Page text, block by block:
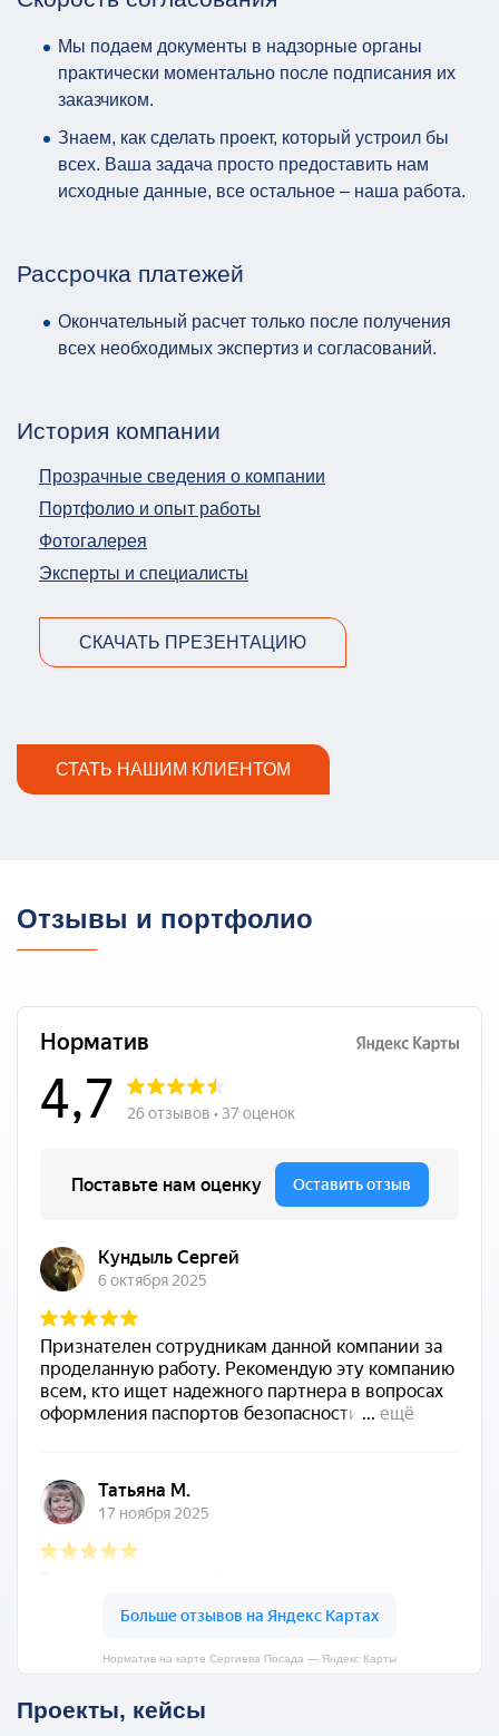
Мы подаем документы в надзорные органы
практически моментально после подписания их
заказчиком.
Знаем, как сделать проект, который устроил бы
всех. Ваша задача просто предоставить нам
исходные данные, все остальное – наша работа.
Рассрочка платежей
Окончательный расчет только после получения
всех необходимых экспертиз и согласований.
История компании
Прозрачные сведения о компании
Портфолио и опыт работы
Фотогалерея
Эксперты и специалисты
СКАЧАТЬ ПРЕЗЕНТАЦИЮ
СТАТЬ НАШИМ КЛИЕНТОМ
Отзывы и портфолио
Норматив на карте Сергиева Посада — Яндекс Карты
Проекты, кейсы